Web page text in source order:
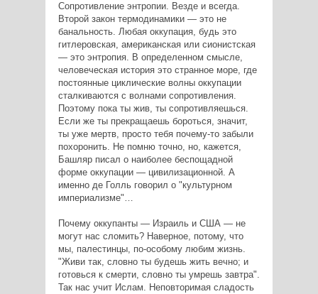
Сопротивление энтропии. Везде и всегда.
Второй закон термодинамики — это не
банальность. Любая оккупация, будь это
гитлеровская, американская или сионистская
— это энтропия. В определенном смысле,
человеческая история это странное море, где
постоянные циклические волны оккупации
сталкиваются с волнами сопротивления.
Поэтому пока ты жив, ты сопротивляешься.
Если же ты прекращаешь бороться, значит,
ты уже мертв, просто тебя почему-то забыли
похоронить. Не помню точно, но, кажется,
Башляр писал о наиболее беспощадной
форме оккупации — цивилизационной. А
именно де Голль говорил о "культурном
империализме"…
Почему оккупанты — Израиль и США — не
могут нас сломить? Наверное, потому, что
мы, палестинцы, по-особому любим жизнь.
"Живи так, словно ты будешь жить вечно; и
готовься к смерти, словно ты умрешь завтра".
Так нас учит Ислам. Неповторимая сладость